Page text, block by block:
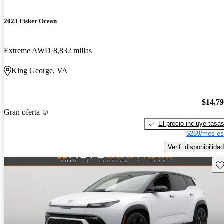
2023 Fisker Ocean
Extreme AWD 8,832 millas
King George, VA
Gran oferta
El precio incluye tasas
$269/mes
Verif. disponibilidad